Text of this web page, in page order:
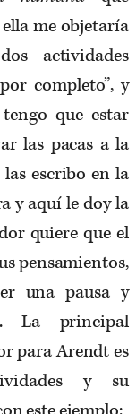
me objetaría
actividades
completo”, y
que estar
las pacas a la
escribo en la
y aquí le doy la
quiere que el
pensamientos,
una pausa y
La principal
para Arendt es
y su